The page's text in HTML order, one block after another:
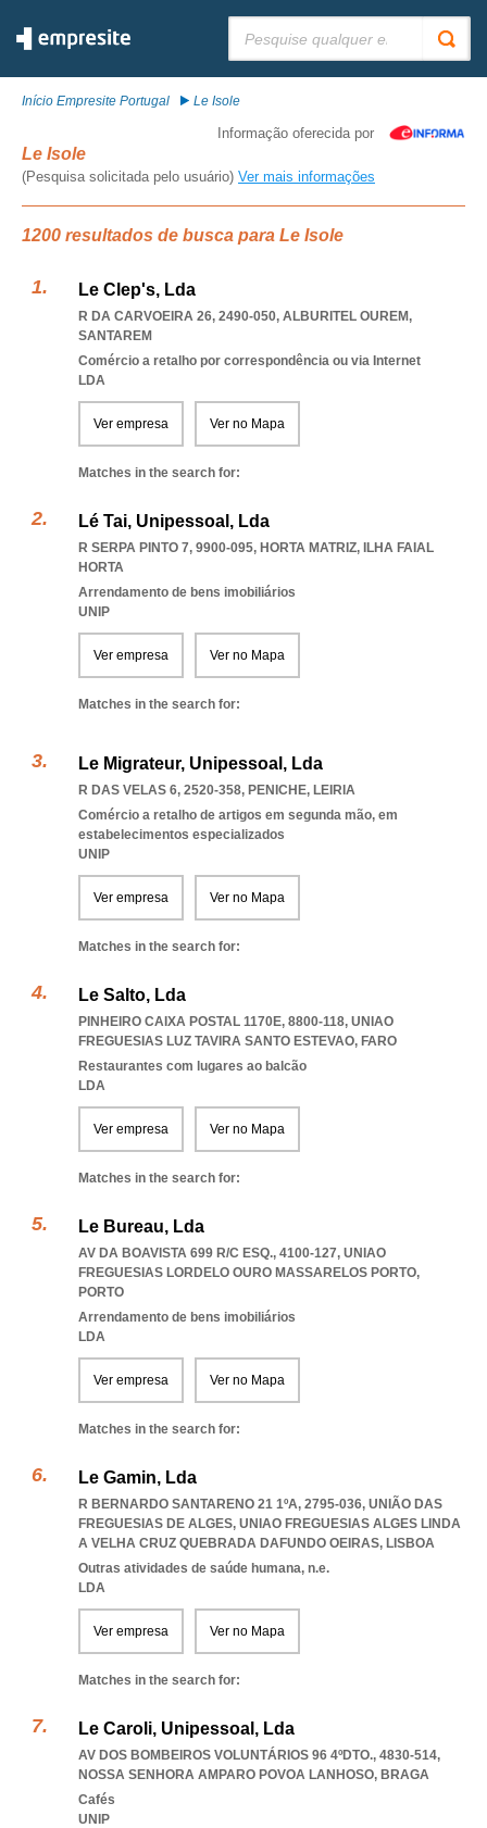
Início Empresite Portugal Le Isole
Informação oferecida por
Le Isole
(Pesquisa solicitada pelo usuário) Ver mais informações
1200 resultados de busca para Le Isole
Le Clep's, Lda
R DA CARVOEIRA 26, 2490-050, ALBURITEL OUREM,
SANTAREM
Comércio a retalho por correspondência ou via Internet
LDA
Ver empresa Ver no Mapa
Matches in the search for:
Lé Tai, Unipessoal, Lda
R SERPA PINTO 7, 9900-095, HORTA MATRIZ, ILHA FAIAL
HORTA
Arrendamento de bens imobiliários
UNIP
Ver empresa Ver no Mapa
Matches in the search for:
Le Migrateur, Unipessoal, Lda
R DAS VELAS 6, 2520-358, PENICHE, LEIRIA
Comércio a retalho de artigos em segunda mão, em
estabelecimentos especializados
UNIP
Ver empresa Ver no Mapa
Matches in the search for:
Le Salto, Lda
PINHEIRO CAIXA POSTAL 1170E, 8800-118, UNIAO
FREGUESIAS LUZ TAVIRA SANTO ESTEVAO, FARO
Restaurantes com lugares ao balcão
LDA
Ver empresa Ver no Mapa
Matches in the search for:
Le Bureau, Lda
AV DA BOAVISTA 699 R/C ESQ., 4100-127, UNIAO
FREGUESIAS LORDELO OURO MASSARELOS PORTO,
PORTO
Arrendamento de bens imobiliários
LDA
Ver empresa Ver no Mapa
Matches in the search for:
Le Gamin, Lda
R BERNARDO SANTARENO 21 1ºA, 2795-036, UNIÃO DAS
FREGUESIAS DE ALGES, UNIAO FREGUESIAS ALGES LINDA
A VELHA CRUZ QUEBRADA DAFUNDO OEIRAS, LISBOA
Outras atividades de saúde humana, n.e.
LDA
Ver empresa Ver no Mapa
Matches in the search for:
Le Caroli, Unipessoal, Lda
AV DOS BOMBEIROS VOLUNTÁRIOS 96 4ºDTO., 4830-514,
NOSSA SENHORA AMPARO POVOA LANHOSO, BRAGA
Cafés
UNIP